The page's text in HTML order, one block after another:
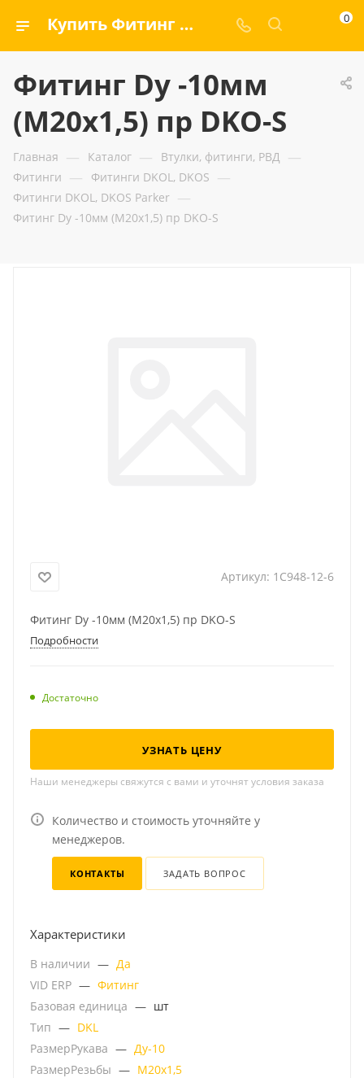
Купить Фитинг Dу -10мм (М20х1,5) пр DKO-S — ООО «ГИДРАМАКС» 0
Фитинг Dу -10мм
(М20х1,5) пр DKO-S
Главная — Каталог — Втулки, фитинги, РВД —
Фитинги — Фитинги DKOL, DKOS —
Фитинги DKOL, DKOS Parker —
Фитинг Dу -10мм (М20х1,5) пр DKO-S
Артикул: 1C948-12-6
Фитинг Dу -10мм (М20х1,5) пр DKO-S
Подробности
Достаточно
УЗНАТЬ ЦЕНУ
Наши менеджеры свяжутся с вами и уточнят условия заказа
Количество и стоимость уточняйте у
менеджеров.
КОНТАКТЫ ЗАДАТЬ ВОПРОС
Характеристики
В наличии — Да
VID ERP — Фитинг
Базовая единица — шт
Тип — DKL
РазмерРукава — Ду-10
РазмерРезьбы — М20х1,5